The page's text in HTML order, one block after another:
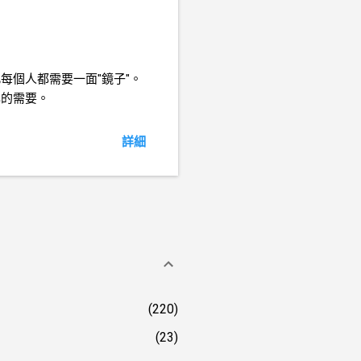
個人都需要一面"鏡子"。
需要。
詳細
220
23